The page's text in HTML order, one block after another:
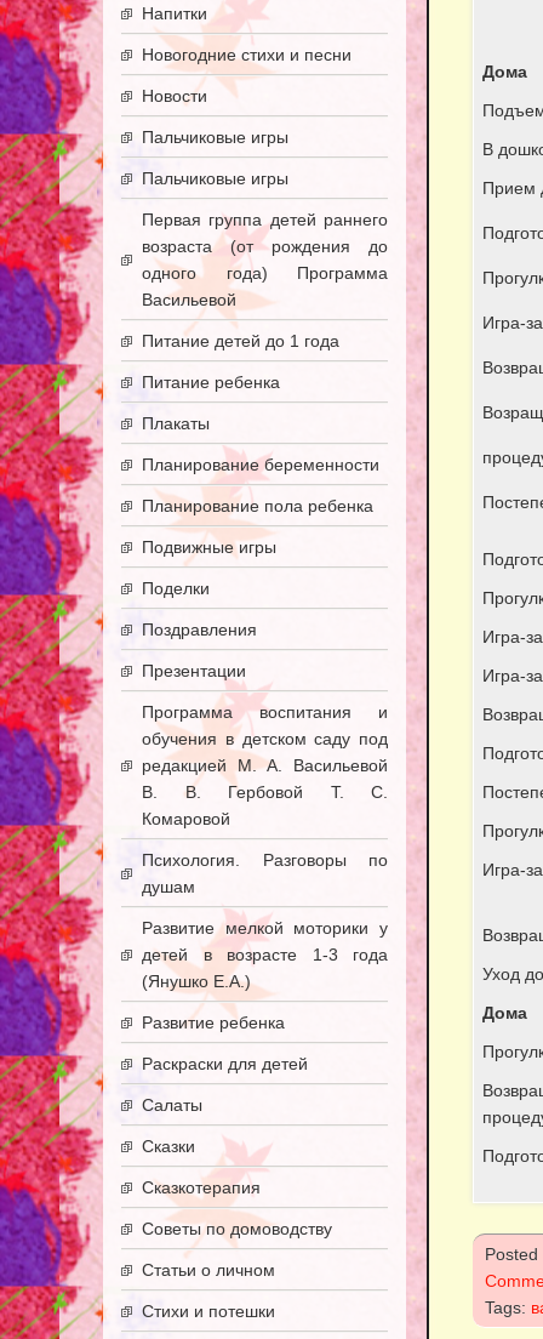
Дома
В
Прием
Игра-
Игра-
Игра-
Игра-
Уход
Дома
Tags:
Напитки
Новогодние стихи и песни
Новости
Пальчиковые игры
Пальчиковые игры
Первая группа детей раннего
возраста (от рождения до
одного года) Программа
Васильевой
Питание детей до 1 года
Питание ребенка
Плакаты
Планирование беременности
Планирование пола ребенка
Подвижные игры
Поделки
Поздравления
Презентации
Программа воспитания и
обучения в детском саду под
редакцией М. А. Васильевой
В. В. Гербовой Т. С.
Комаровой
Психология. Разговоры по
душам
Развитие мелкой моторики у
детей в возрасте 1-3 года
(Янушко Е.А.)
Развитие ребенка
Раскраски для детей
Салаты
Сказки
Сказкотерапия
Советы по домоводству
Статьи о личном
Стихи и потешки